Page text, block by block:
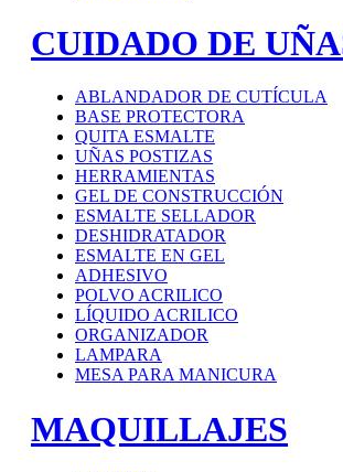
CUIDADO DE
ABLANDADOR DE CUTÍCULA
BASE PROTECTORA
QUITA ESMALTE
UÑAS POSTIZAS
HERRAMIENTAS
GEL DE CONSTRUCCIÓN
ESMALTE SELLADOR
DESHIDRATADOR
ESMALTE EN GEL
ADHESIVO
POLVO ACRILICO
LÍQUIDO ACRILICO
ORGANIZADOR
LAMPARA
MESA PARA MANICURA
MAQUILLAJES